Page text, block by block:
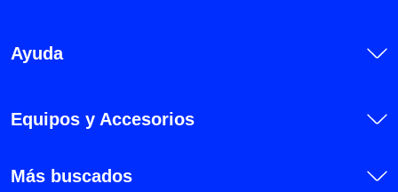
Honor 200 Lite
Honor Magic 6 Lite
Ayuda
Equipos y Accesorios
Más buscados